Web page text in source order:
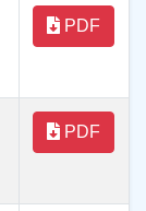
PDF
PDF